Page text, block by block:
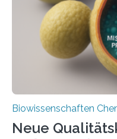
Biowissenschaften
Neue